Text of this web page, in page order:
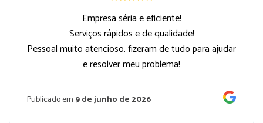
Empresa séria e eficiente!
Serviços rápidos e de qualidade!
Pessoal muito atencioso, fizeram de tudo para ajudar
e resolver meu problema!
Publicado em 9 de junho de 2026